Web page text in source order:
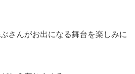
さんがお出になる舞台を楽しみに